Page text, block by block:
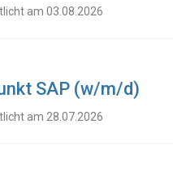
am 03.08.2026
SAP (w/m/d)
am 28.07.2026